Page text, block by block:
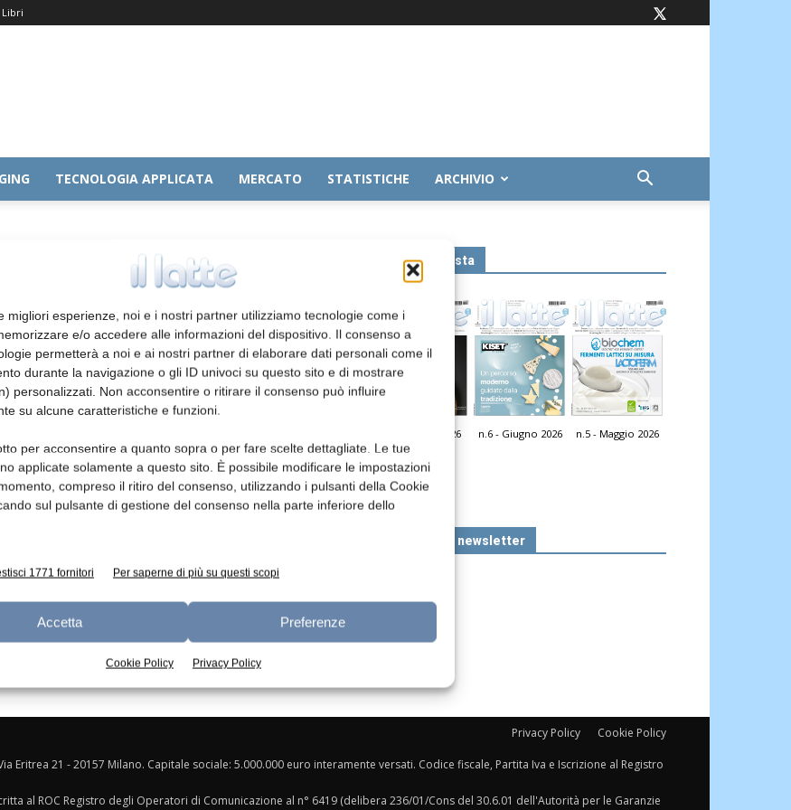
migliori esperienze, noi e i nostri partner utilizziamo tecnologie come i
e/o accedere alle informazioni del dispositivo. Il consenso a
permetterà a noi e ai nostri partner di elaborare dati personali come il
durante la navigazione o gli ID univoci su questo sito e di mostrare
personalizzati. Non acconsentire o ritirare il consenso può influire
su alcune caratteristiche e funzioni.
per acconsentire a quanto sopra o per fare scelte dettagliate. Le tue
applicate solamente a questo sito. È possibile modificare le impostazioni
compreso il ritiro del consenso, utilizzando i pulsanti della Cookie
sul pulsante di gestione del consenso nella parte inferiore dello
1771 fornitori Per saperne di più su questi scopi
Accetta Preferenze
Cookie Policy Privacy Policy
Libri
TECNOLOGIA APPLICATA MERCATO STATISTICHE ARCHIVIO
Misurare il lisozima in prodotti
dairy
redazione 12 Febbraio 2015
Leggi la rivista
n.7 - Luglio 2026 n.6 - Giugno 2026 n.5 - Maggio 2026
Edicola Web
Iscriviti alla newsletter
Privacy Policy Cookie Policy
Eritrea 21 - 20157 Milano. Capitale sociale: 5.000.000 euro interamente versati. Codice fiscale, Partita Iva e Iscrizione al Registro
al ROC Registro degli Operatori di Comunicazione al n° 6419 (delibera 236/01/Cons del 30.6.01 dell'Autorità per le Garanzie